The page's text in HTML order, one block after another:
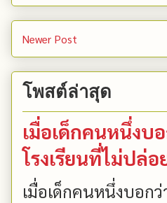
Newer Post
โพสต์ล่าสุด
เมื่อเด็กคนหนึ่งบ
โรงเรียนที่ไม่ปล่
เมื่อเด็กคนหนึ่งบอก